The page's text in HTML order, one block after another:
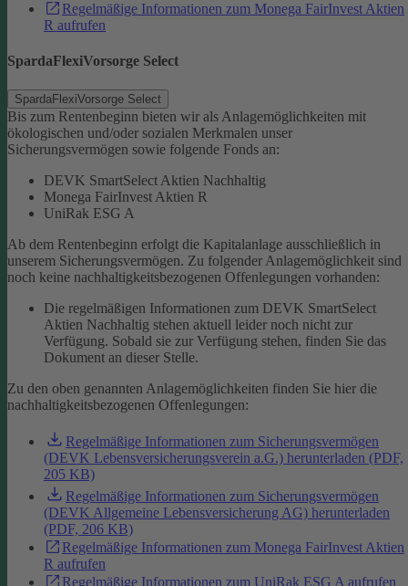
Regelmäßige Informationen zum Monega FairInvest Aktien
R aufrufen
SpardaFlexiVorsorge Select
SpardaFlexiVorsorge Select
Bis zum Rentenbeginn bieten wir als Anlagemöglichkeiten mit
ökologischen und/oder sozialen Merkmalen unser
Sicherungsvermögen sowie folgende Fonds an:
DEVK SmartSelect Aktien Nachhaltig
Monega FairInvest Aktien R
UniRak ESG A
Ab dem Rentenbeginn erfolgt die Kapitalanlage ausschließlich in
unserem Sicherungsvermögen. Zu folgender Anlagemöglichkeit sind
noch keine nachhaltigkeitsbezogenen Offenlegungen vorhanden:
Die regelmäßigen Informationen zum DEVK SmartSelect
Aktien Nachhaltig stehen aktuell leider noch nicht zur
Verfügung. Sobald sie zur Verfügung stehen, finden Sie das
Dokument an dieser Stelle.
Zu den oben genannten Anlagemöglichkeiten finden Sie hier die
nachhaltigkeitsbezogenen Offenlegungen:
Regelmäßige Informationen zum Sicherungsvermögen
(DEVK Lebensversicherungsverein a.G.) herunterladen (PDF,
205 KB)
Regelmäßige Informationen zum Sicherungsvermögen
(DEVK Allgemeine Lebensversicherung AG) herunterladen
(PDF, 206 KB)
Regelmäßige Informationen zum Monega FairInvest Aktien
R aufrufen
Regelmäßige Informationen zum UniRak ESG A aufrufen